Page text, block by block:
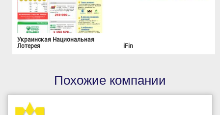
Украинская Национальная
Лотерея
iFin
Похожие компании